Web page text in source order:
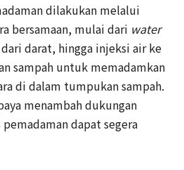
dilakukan melalui
bersamaan, mulai dari water
darat, hingga injeksi air ke
sampah untuk memadamkan
di dalam tumpukan sampah.
menambah dukungan
dapat segera